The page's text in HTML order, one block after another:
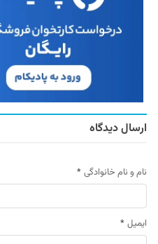
ارسال دیدگاه
نام و نام خانوادگی *
ایمیل *